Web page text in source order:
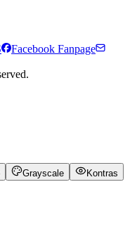
Facebook Fanpage
Grayscale Kontras